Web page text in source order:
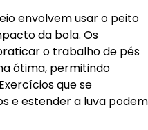
envolvem usar o peito
da bola. Os
o trabalho de pés
ótima, permitindo
que se
e estender a luva podem